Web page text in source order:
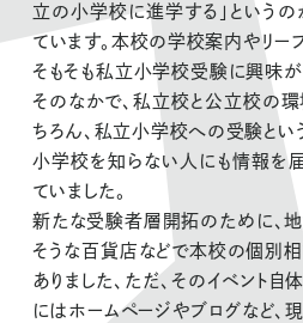
立の小学校に進学する」というの
ています。本校の学校案内やリー
そもそも私立小学校受験に興味が
そのなかで、私立校と公立校の
ちろん、私立小学校への受験とい
小学校を知らない人にも情報を
ていました。
新たな受験者層開拓のために、
そうな百貨店などで本校の個別相
ありました、ただ、そのイベント
にはホームページやブログなど、